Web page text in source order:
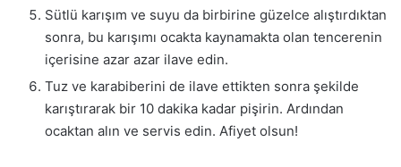
Sütlü karışım ve suyu da birbirine güzelce alıştırdıktan
sonra, bu karışımı ocakta kaynamakta olan tencerenin
içerisine azar azar ilave edin.
Tuz ve karabiberini de ilave ettikten sonra şekilde
karıştırarak bir 10 dakika kadar pişirin. Ardından
ocaktan alın ve servis edin. Afiyet olsun!